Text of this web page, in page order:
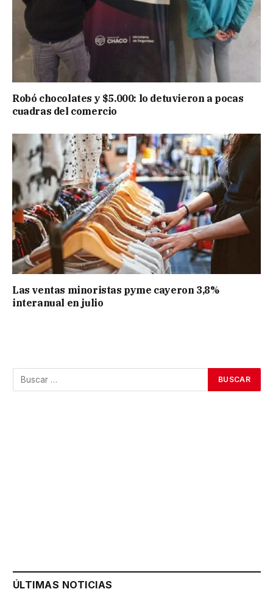
Robó chocolates y $5.000: lo detuvieron a pocas
cuadras del comercio
Las ventas minoristas pyme cayeron 3,8%
interanual en julio
ÚLTIMAS NOTICIAS